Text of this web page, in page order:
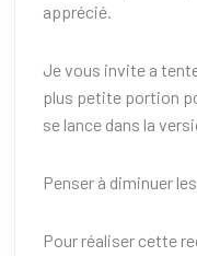
apprécié.
Je vous invite a
plus petite portion
se lance dans la
Penser à diminuer
Pour réaliser cette